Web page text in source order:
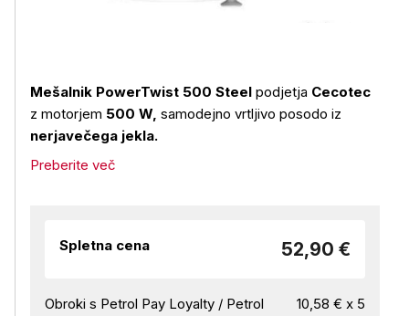
Mešalnik PowerTwist 500 Steel podjetja Cecotec
z motorjem 500 W, samodejno vrtljivo posodo iz
nerjavečega jekla.
Preberite več
Spletna cena 52,90 €
Obroki s Petrol Pay Loyalty / Petrol
10,58 € x 5